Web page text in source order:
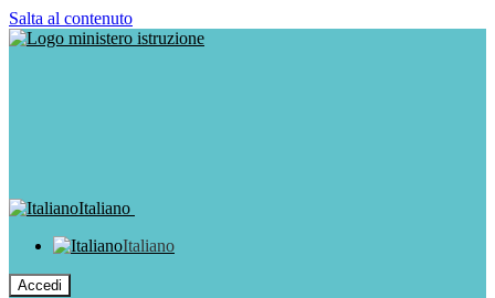
Salta al contenuto
Italiano
Italiano
Accedi